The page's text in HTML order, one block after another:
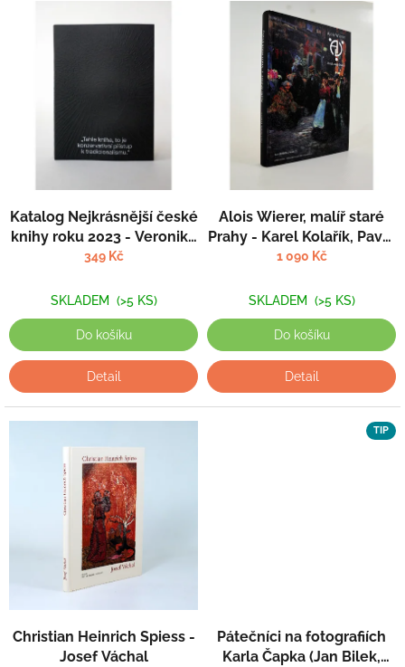
Katalog Nejkrásnější české
knihy roku 2023 - Veronika
Bendová (ed.)
349 Kč
SKLADEM (>5 KS)
Do košíku
Detail
Alois Wierer, malíř staré
Prahy - Karel Kolařík, Pavel
Růt
1 090 Kč
SKLADEM (>5 KS)
Do košíku
Detail
Christian Heinrich Spiess -
Josef Váchal
TIP
Pátečníci na fotografiích
Karla Čapka (Jan Bilek,